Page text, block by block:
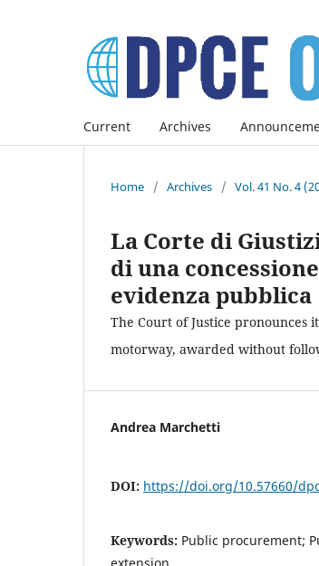
Current Archives
Home / Archives / Vol. 41 No. 4
La Corte di
di una
evidenza pubblica
The Court of Justice pronounces
motorway, awarded without
Andrea Marchetti
DOI: https://doi.org/10.57660/
Keywords: Public procurement;